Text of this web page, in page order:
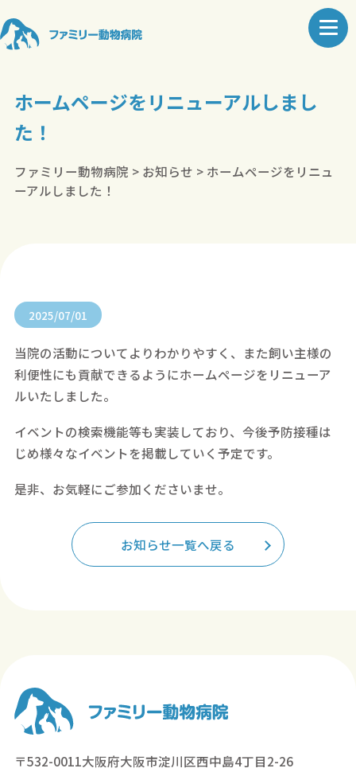
ホームページをリニューアルしまし
た！
ファミリー動物病院 > お知らせ > ホームページをリニュ
ーアルしました！
2025/07/01
当院の活動についてよりわかりやすく、また飼い主様の
利便性にも貢献できるようにホームページをリニューア
ルいたしました。
イベントの検索機能等も実装しており、今後予防接種は
じめ様々なイベントを掲載していく予定です。
是非、お気軽にご参加くださいませ。
お知らせ一覧へ戻る
〒532-0011大阪府大阪市淀川区西中島4丁目2-26